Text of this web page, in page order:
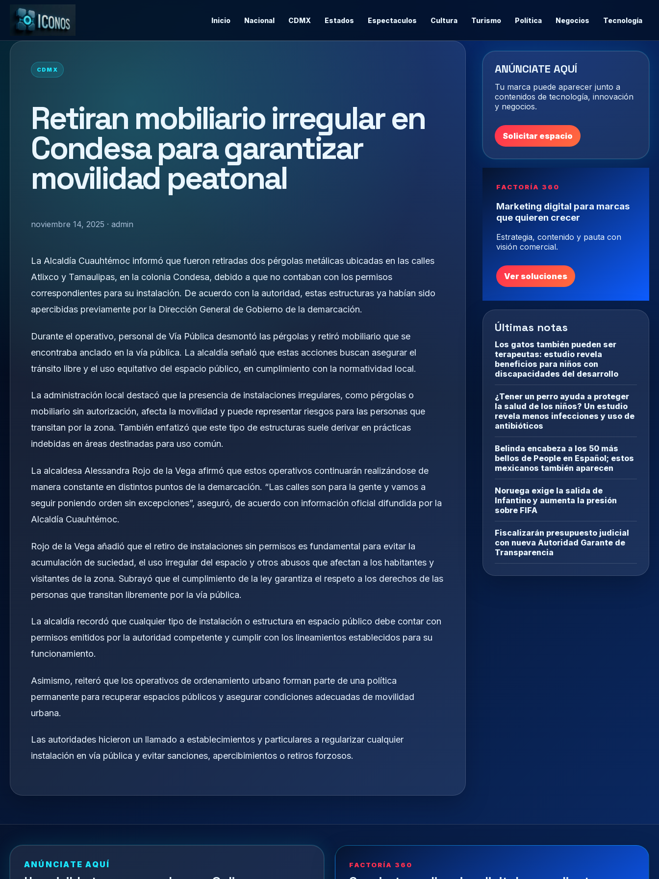
Inicio Nacional CDMX Estados Espectaculos Cultura Turismo Política Negocios Tecnología
CDMX
Retiran mobiliario irregular en
Condesa para garantizar
movilidad peatonal
noviembre 14, 2025 · admin
La Alcaldía Cuauhtémoc informó que fueron retiradas dos pérgolas metálicas ubicadas en las calles
Atlixco y Tamaulipas, en la colonia Condesa, debido a que no contaban con los permisos
correspondientes para su instalación. De acuerdo con la autoridad, estas estructuras ya habían sido
apercibidas previamente por la Dirección General de Gobierno de la demarcación.
Durante el operativo, personal de Vía Pública desmontó las pérgolas y retiró mobiliario que se
encontraba anclado en la vía pública. La alcaldía señaló que estas acciones buscan asegurar el
tránsito libre y el uso equitativo del espacio público, en cumplimiento con la normatividad local.
La administración local destacó que la presencia de instalaciones irregulares, como pérgolas o
mobiliario sin autorización, afecta la movilidad y puede representar riesgos para las personas que
transitan por la zona. También enfatizó que este tipo de estructuras suele derivar en prácticas
indebidas en áreas destinadas para uso común.
La alcaldesa Alessandra Rojo de la Vega afirmó que estos operativos continuarán realizándose de
manera constante en distintos puntos de la demarcación. “Las calles son para la gente y vamos a
seguir poniendo orden sin excepciones”, aseguró, de acuerdo con información oficial difundida por la
Alcaldía Cuauhtémoc.
Rojo de la Vega añadió que el retiro de instalaciones sin permisos es fundamental para evitar la
acumulación de suciedad, el uso irregular del espacio y otros abusos que afectan a los habitantes y
visitantes de la zona. Subrayó que el cumplimiento de la ley garantiza el respeto a los derechos de las
personas que transitan libremente por la vía pública.
La alcaldía recordó que cualquier tipo de instalación o estructura en espacio público debe contar con
permisos emitidos por la autoridad competente y cumplir con los lineamientos establecidos para su
funcionamiento.
Asimismo, reiteró que los operativos de ordenamiento urbano forman parte de una política
permanente para recuperar espacios públicos y asegurar condiciones adecuadas de movilidad
urbana.
Las autoridades hicieron un llamado a establecimientos y particulares a regularizar cualquier
instalación en vía pública y evitar sanciones, apercibimientos o retiros forzosos.
ANÚNCIATE AQUÍ
Tu marca puede aparecer junto a
contenidos de tecnología, innovación
y negocios.
Solicitar espacio
FACTORÍA 360
Marketing digital para marcas
que quieren crecer
Estrategia, contenido y pauta con
visión comercial.
Ver soluciones
Últimas notas
Los gatos también pueden ser
terapeutas: estudio revela
beneficios para niños con
discapacidades del desarrollo
¿Tener un perro ayuda a proteger
la salud de los niños? Un estudio
revela menos infecciones y uso de
antibióticos
Belinda encabeza a los 50 más
bellos de People en Español; estos
mexicanos también aparecen
Noruega exige la salida de
Infantino y aumenta la presión
sobre FIFA
Fiscalizarán presupuesto judicial
con nueva Autoridad Garante de
Transparencia
ANÚNCIATE AQUÍ FACTORÍA 360